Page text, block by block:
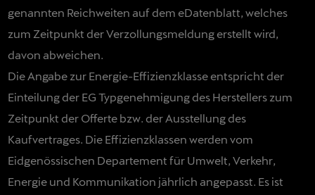
genannten Reichweiten auf dem eDatenblatt, welches
zum Zeitpunkt der Verzollungsmeldung erstellt wird,
davon abweichen.
Die Angabe zur Energie-Effizienzklasse entspricht der
Einteilung der EG Typgenehmigung des Herstellers zum
Zeitpunkt der Offerte bzw. der Ausstellung des
Kaufvertrages. Die Effizienzklassen werden vom
Eidgenössischen Departement für Umwelt, Verkehr,
Energie und Kommunikation jährlich angepasst. Es ist